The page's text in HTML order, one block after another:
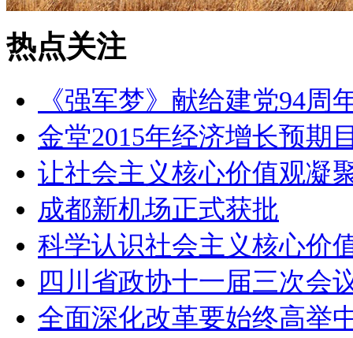
热点关注
《强军梦》献给建党94周
金堂2015年经济增长预期
让社会主义核心价值观凝
成都新机场正式获批
科学认识社会主义核心价
四川省政协十一届三次会
全面深化改革要始终高举